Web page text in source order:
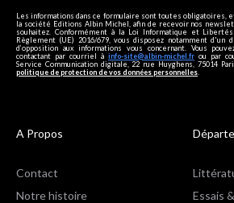
Les informations dans ce formulaire sont toutes
la société Editions Albin Michel, afin de recevoir nos
souhaitez. Conformément à la Loi Informatique et
Règlement (UE) 2016/679, vous disposez notamment
d’opposition aux informations vous concernant. Vous
contactant par courriel à info-site@albin-michel.fr ou par
Service Communication digitale, 22 rue Huyghens, 75014
politique de protection de vos données personnelles
A Propos
Contact
Notre histoire
Essais